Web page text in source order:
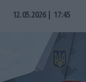
12.05.2026 | 17:45